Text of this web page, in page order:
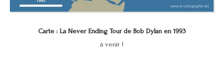
Carte : La Never Ending Tour de Bob Dylan en 1993
à venir !